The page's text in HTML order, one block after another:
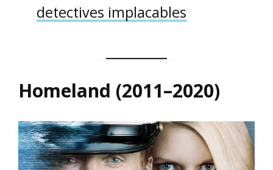
detectives implacables
Homeland (2011–2020)